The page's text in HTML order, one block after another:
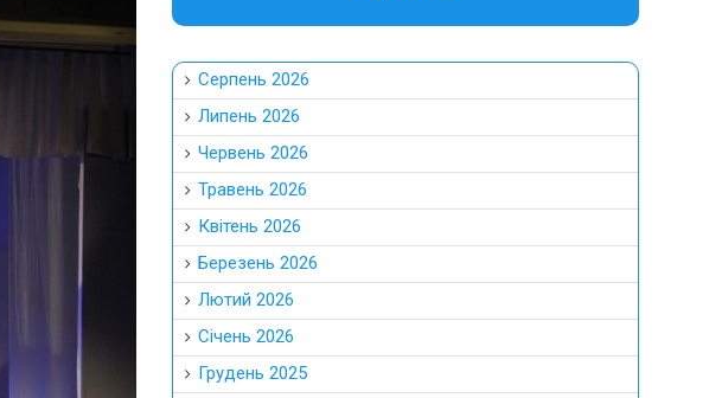
Серпень 2026
Липень 2026
Червень 2026
Травень 2026
Квітень 2026
Березень 2026
Лютий 2026
Січень 2026
Грудень 2025